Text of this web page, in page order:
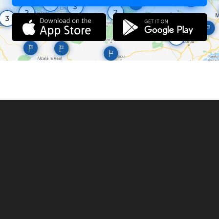
канатной дорогой и т.д. Вечером очень красиво выглядят
фонтаны с подсветкой.
Для активного отдыха предлагается 4 маршрута разной
протяженностью для велосипедных и пеших прогулок в
живописном